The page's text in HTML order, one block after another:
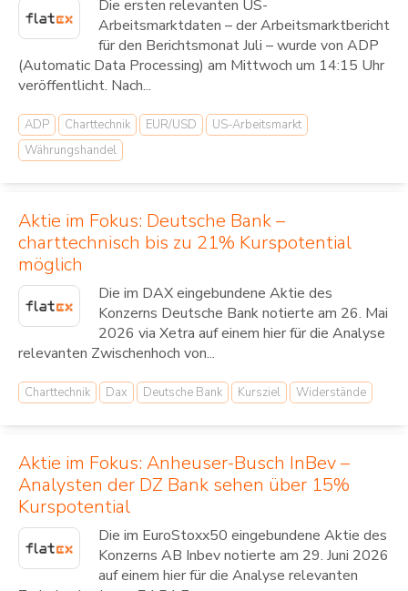
Die ersten relevanten US-
Arbeitsmarktdaten – der Arbeitsmarktbericht
für den Berichtsmonat Juli – wurde von ADP
(Automatic Data Processing) am Mittwoch um 14:15 Uhr
veröffentlicht. Nach...
ADP Charttechnik EUR/USD
US-Arbeitsmarkt
Währungshandel
Aktie im Fokus: Deutsche Bank –
charttechnisch bis zu 21% Kurspotential
möglich
Die im DAX eingebundene Aktie des
Konzerns Deutsche Bank notierte am 26. Mai
2026 via Xetra auf einem hier für die Analyse
relevanten Zwischenhoch von...
Charttechnik Dax Deutsche Bank Kursziel Widerstände
Aktie im Fokus: Anheuser-Busch InBev –
Analysten der DZ Bank sehen über 15%
Kurspotential
Die im EuroStoxx50 eingebundene Aktie des
Konzerns AB Inbev notierte am 29. Juni 2026
auf einem hier für die Analyse relevanten